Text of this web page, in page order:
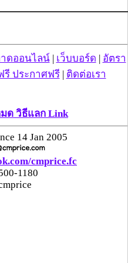
ดออนไลน์| เว็บบอร์ด | อัตรา
ประกาศฟรี| ติดต่อเรา
ด วิธีแลก Link
14 Jan 2005
cmprice.fc
1180